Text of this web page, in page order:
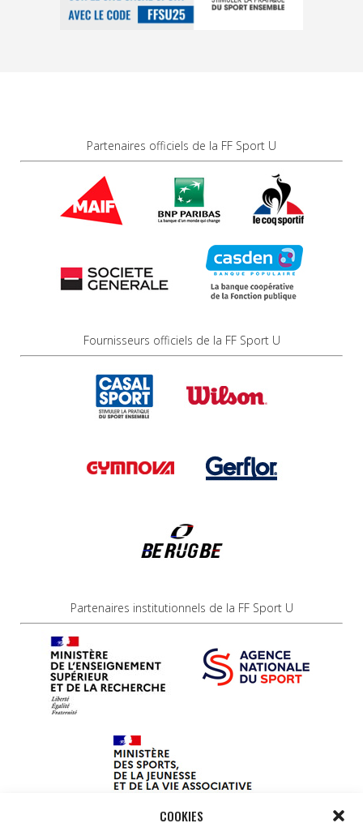
COOKIES
Partenaires officiels de la FF Sport U
Fournisseurs officiels de la FF Sport U
Partenaires institutionnels de la FF Sport U